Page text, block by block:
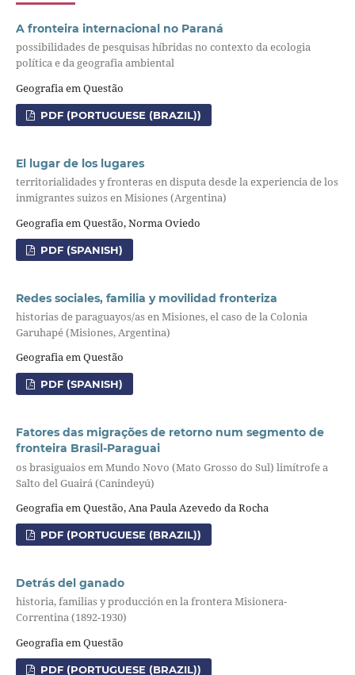
A fronteira internacional no Paraná
possibilidades de pesquisas híbridas no contexto da ecologia
política e da geografia ambiental
Geografia em Questão
PDF (PORTUGUESE (BRAZIL))
El lugar de los lugares
territorialidades y fronteras en disputa desde la experiencia de los
inmigrantes suizos en Misiones (Argentina)
Geografia em Questão, Norma Oviedo
PDF (SPANISH)
Redes sociales, familia y movilidad fronteriza
historias de paraguayos/as en Misiones, el caso de la Colonia
Garuhapé (Misiones, Argentina)
Geografia em Questão
PDF (SPANISH)
Fatores das migrações de retorno num segmento de
fronteira Brasil-Paraguai
os brasiguaios em Mundo Novo (Mato Grosso do Sul) limítrofe a
Salto del Guairá (Canindeyú)
Geografia em Questão, Ana Paula Azevedo da Rocha
PDF (PORTUGUESE (BRAZIL))
Detrás del ganado
historia, familias y producción en la frontera Misionera-
Correntina (1892-1930)
Geografia em Questão
PDF (PORTUGUESE (BRAZIL))